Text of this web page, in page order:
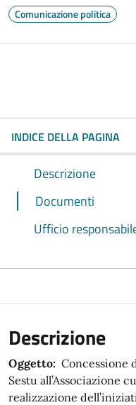
Comunicazione politica
INDICE DELLA PAGINA
Descrizione
Documenti
Ufficio
Descrizione
Oggetto: Concessione
Sestu all’Associazione
realizzazione